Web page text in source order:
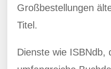
Großbestellungen
Titel.
Dienste wie ISBNdb,